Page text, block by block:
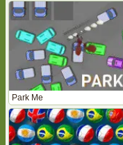
Park Me